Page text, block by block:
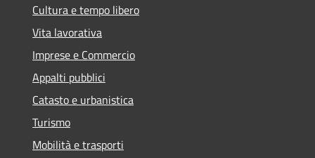
Cultura e tempo libero
Vita lavorativa
Imprese e Commercio
Appalti pubblici
Catasto e urbanistica
Turismo
Mobilità e trasporti